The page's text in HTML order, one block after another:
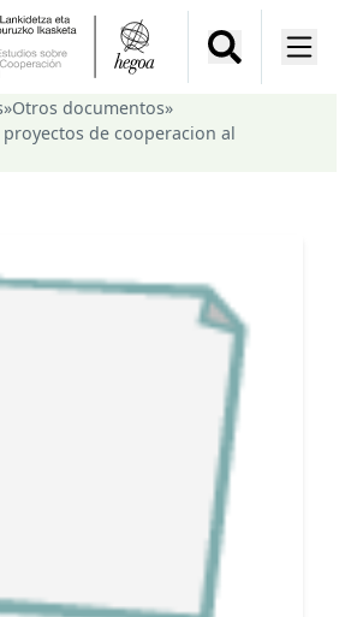
»Otros documentos»
de cooperacion al